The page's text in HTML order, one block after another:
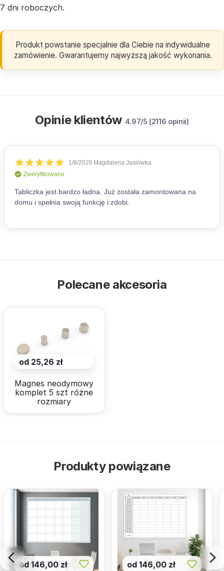
7 dni roboczych.
Produkt powstanie specjalnie dla Ciebie na indywidualne
zamówienie. Gwarantujemy najwyższą jakość wykonania.
Opinie klientów 4.97/5 (2116 opinii)
Polecane akcesoria
od 25,26 zł
Magnes neodymowy
komplet 5 szt różne
rozmiary
Produkty powiązane
od 146,00 zł od 146,00 zł